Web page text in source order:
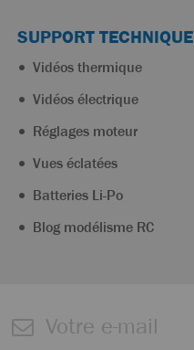
SUPPORT TECHNIQUE
Vidéos thermique
Vidéos électrique
Réglages moteur
Vues éclatées
Batteries Li-Po
Blog modélisme RC